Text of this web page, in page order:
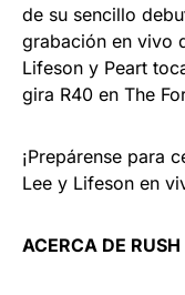
de su sencillo
grabación en vivo
Lifeson y Peart
gira R40 en The
¡Prepárense para
Lee y Lifeson en
ACERCA DE RUSH